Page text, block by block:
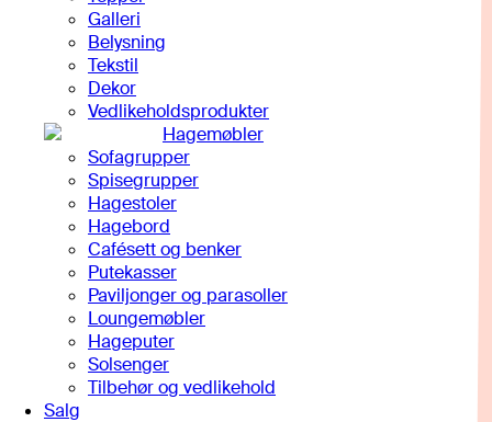
Galleri
Belysning
Tekstil
Dekor
Vedlikeholdsprodukter
Hagemøbler
Sofagrupper
Spisegrupper
Hagestoler
Hagebord
Cafésett og benker
Putekasser
Paviljonger og parasoller
Loungemøbler
Hageputer
Solsenger
Tilbehør og vedlikehold
Salg